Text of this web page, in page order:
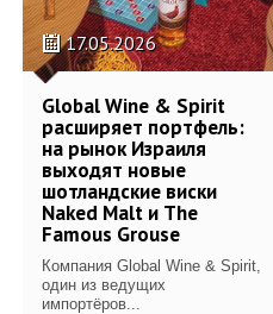
17.05.2026
Global Wine & Spirit
расширяет портфель:
на рынок Израиля
выходят новые
шотландские виски
Naked Malt и The
Famous Grouse
Компания Global Wine & Spirit,
один из ведущих
импортёров...